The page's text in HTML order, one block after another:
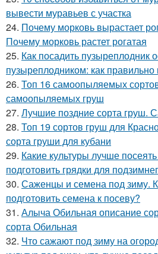
вывести муравьев с участка
24. Почему морковь вырастает
Почему морковь растет рогатая
25. Как посадить пузыреплодник
пузыреплодником: как правильно
26. Топ 16 самоопыляемых
самоопыляемых груш
27. Лучшие поздние сорта груш.
28. Топ 19 сортов груш для
сорта груши для кубани
29. Какие культуры лучше
подготовить грядки для
30. Саженцы и семена под зиму.
подготовить семена к посеву?
31. Алыча Обильная описание
сорта Обильная
32. Что сажают под зиму на